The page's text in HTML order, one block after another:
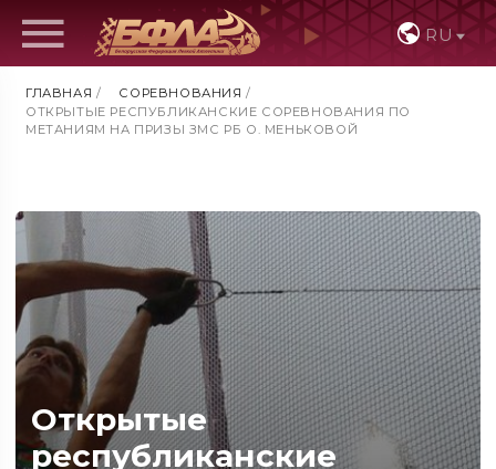
RU
ГЛАВНАЯ / СОРЕВНОВАНИЯ /
ОТКРЫТЫЕ РЕСПУБЛИКАНСКИЕ СОРЕВНОВАНИЯ ПО
МЕТАНИЯМ НА ПРИЗЫ ЗМС РБ О. МЕНЬКОВОЙ
Открытые
республиканские